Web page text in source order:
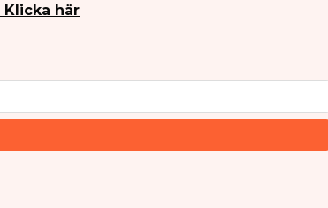
Klicka här